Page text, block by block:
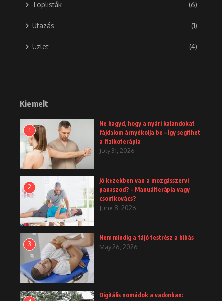
Toplisták (6)
Utazás (1)
Üzlet (4)
Kiemelt
1
Ne hagyd, hogy a nyári kalandokat
fájdalom árnyékolja be – Így segíthet
a fizikoterápia
July 31, 2026
2
Jó kezekben van a mozgásszervi
panaszod? – Manuálterápia vagy
csontkovács?
June 8, 2026
3
Nem mindig a fájó testrész a hibás
May 26, 2026
Digitális nomádok a vadonban: